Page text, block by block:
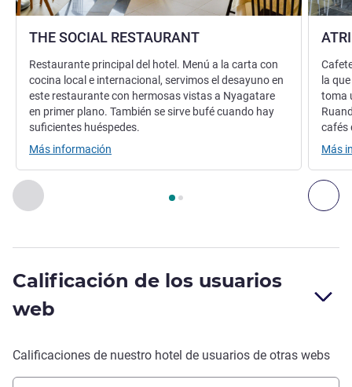
Anterior - Restaurante
Página , Restaurante 1 : THE SOCIAL RESTAURANT ,
THE SOCIAL RESTAURANT
Restaurante principal del hotel. Menú a la carta con
cocina local e internacional, servimos el desayuno en
este restaurante con hermosas vistas a Nyagatare
en primer plano. También se sirve bufé cuando hay
suficientes huéspedes.
Más información
la
toma
cafés
Más
Calificación de los usuarios
web
Calificaciones de nuestro hotel de usuarios de otras webs